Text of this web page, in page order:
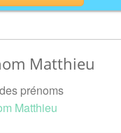
Matthieu
prénoms
Matthieu